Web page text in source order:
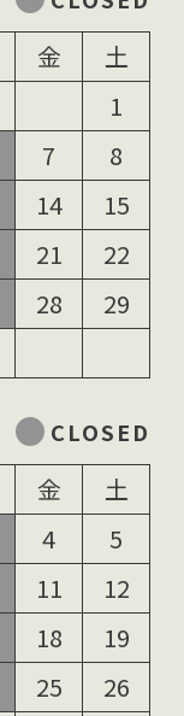
金
土
1
7
8
14
15
21
22
28
29
金
土
4
5
11
12
18
19
25
26